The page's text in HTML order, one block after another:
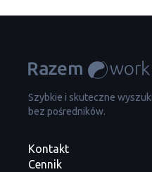
Szybkie i skuteczne
bez pośredników.
Kontakt
Cennik